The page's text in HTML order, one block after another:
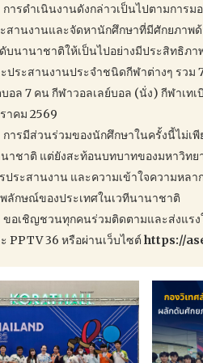
รดำเนินงานดังกล่าวเป็นไปตามการม
สานงานและจัดหานักศึกษาที่มีศักยภาพ
บนานาชาติให้เป็นไปอย่างมีประสิทธิภ
ประสานงานประจำชนิดกีฬาต่างๆ รวม
อล 7 คน กีฬาวอลเลย์บอล (นั่ง) กีฬาเท
าคม 2569
รมีส่วนร่วมของนักศึกษาในครั้งนี้ไม่เพี
าชาติ แต่ยังสะท้อนบทบาทของมหาวิท
ประสานงาน และความเข้าใจความหล
ลักษณ์ของประเทศในเวทีนานาชาติ
เชิญชวนทุกคนร่วมติดตามและส่งแรงใ
PPTV 36 หรือผ่านเว็บไซต์ https://